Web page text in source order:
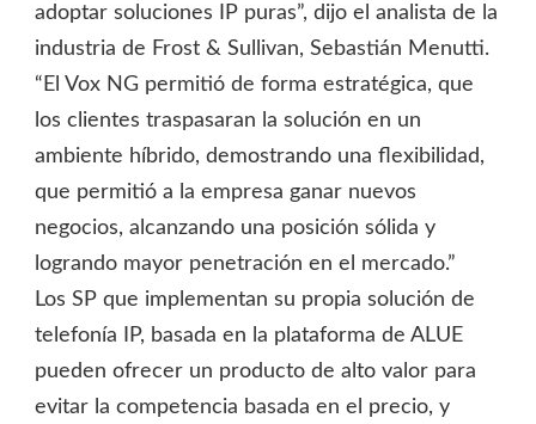
adoptar soluciones IP puras”, dijo el analista de la
industria de Frost & Sullivan, Sebastián Menutti.
“El Vox NG permitió de forma estratégica, que
los clientes traspasaran la solución en un
ambiente híbrido, demostrando una flexibilidad,
que permitió a la empresa ganar nuevos
negocios, alcanzando una posición sólida y
logrando mayor penetración en el mercado.”
Los SP que implementan su propia solución de
telefonía IP, basada en la plataforma de ALUE
pueden ofrecer un producto de alto valor para
evitar la competencia basada en el precio, y